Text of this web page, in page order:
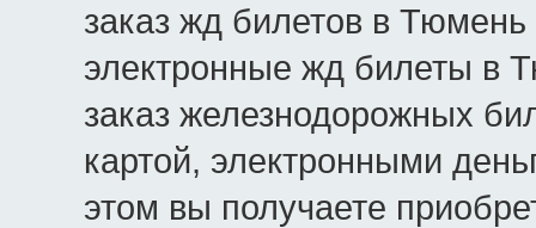
заказ жд билетов в
электронные жд билеты в
заказ железнодорожных
картой, электронными
этом вы получаете